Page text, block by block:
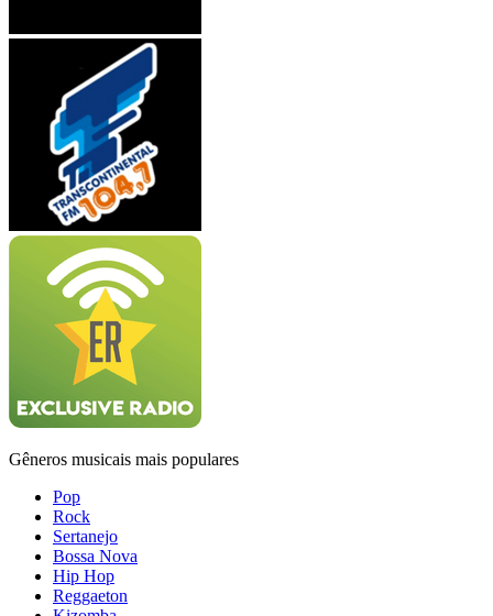
Gêneros musicais mais populares
Pop
Rock
Sertanejo
Bossa Nova
Hip Hop
Reggaeton